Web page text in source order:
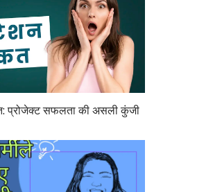
प्रोजेक्ट सफलता की असली कुंजी